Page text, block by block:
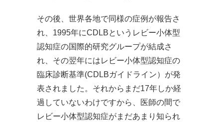
その後、世界各地で同様の症例が報告さ
れ、1995年にCDLBというレビー小体型
認知症の国際的研究グループが結成さ
れ、その翌年にはレビー小体型認知症の
臨床診断基準(CDLBガイドライン）が発
表されました。それからまだ17年しか経
過していないわけですから、医師の間で
レビー小体型認知症がまだあまり知られ